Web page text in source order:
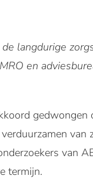
langdurige
en
van
van
termijn.